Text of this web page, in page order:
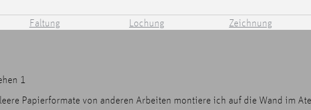
Faltung Lochung Zeichnung
1
Papierformate von anderen Arbeiten montiere ich auf die Wand im